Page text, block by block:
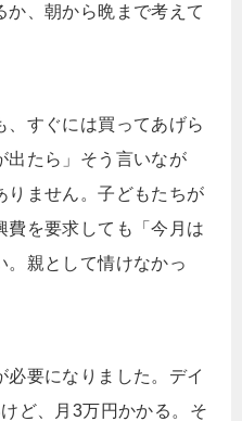
か、朝から晩まで考えて
すぐには買ってあげら
出たら」そう言いなが
りません。子どもたちが
費を要求しても「今月は
。親として情けなかっ
要になりました。デイ
ど、月3万円かかる。そ